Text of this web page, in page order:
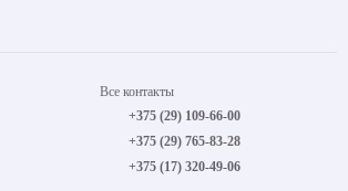
Все контакты
+375 (29) 109-66-00
+375 (29) 765-83-28
+375 (17) 320-49-06